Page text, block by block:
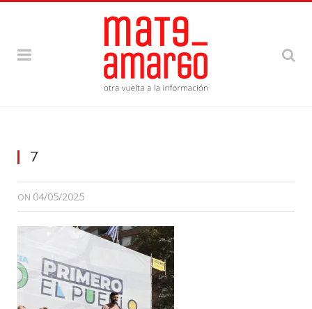
7
ON 04/05/2025